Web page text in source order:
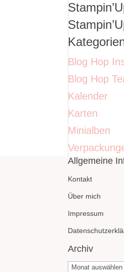
nach:
Blog Hop
Blog Hop
Kalender
Karten
Minialben
Allgemeine
Kontakt
Über mich
Impressum
Archiv
Archiv